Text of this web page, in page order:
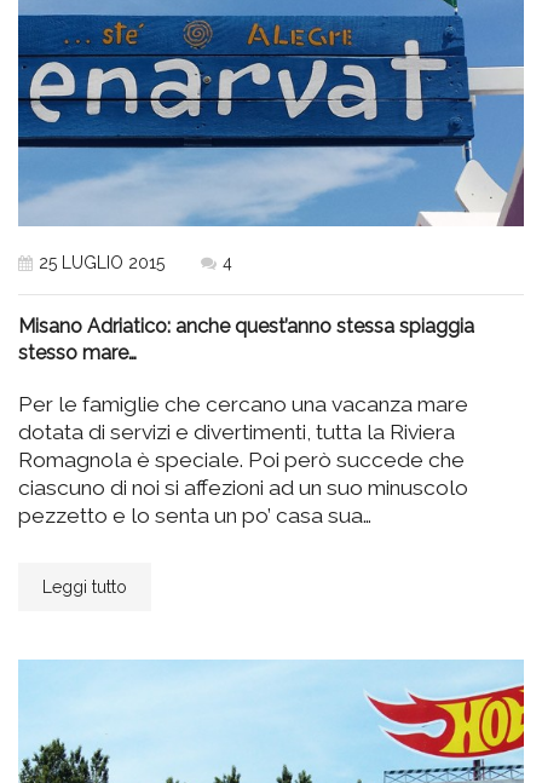
25 LUGLIO 2015 4
Misano Adriatico: anche quest’anno stessa spiaggia
stesso mare…
Per le famiglie che cercano una vacanza mare
dotata di servizi e divertimenti, tutta la Riviera
Romagnola è speciale. Poi però succede che
ciascuno di noi si affezioni ad un suo minuscolo
pezzetto e lo senta un po’ casa sua…
Leggi tutto